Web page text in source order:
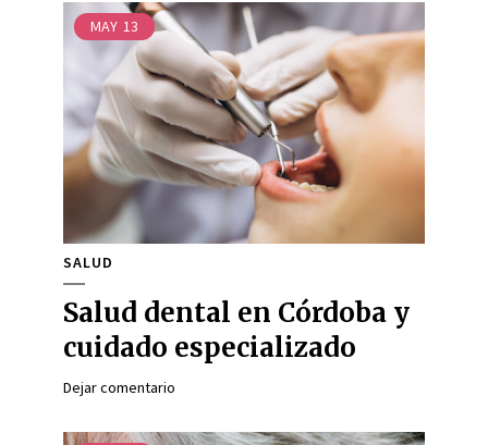
MAY 13
SALUD
Salud dental en Córdoba y
cuidado especializado
Dejar comentario